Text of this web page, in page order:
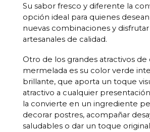
Su sabor fresco y diferente la
opción ideal para quienes
nuevas combinaciones y
artesanales de calidad.
Otro de los grandes atractivos de
mermelada es su color verde
brillante, que aporta un toque
atractivo a cualquier
la convierte en un ingrediente
decorar postres, acompañar
saludables o dar un toque